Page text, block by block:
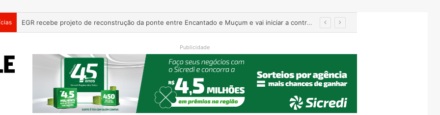
Homem investigado por importunar menores é preso com arma e facões em Venâncio Aires
Publicidade